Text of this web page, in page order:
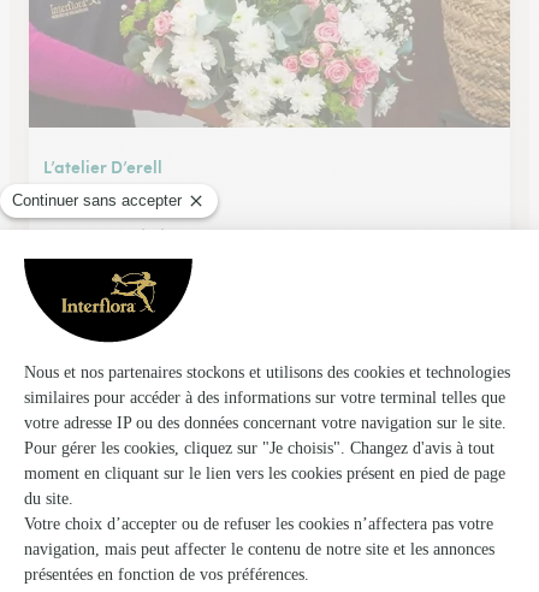
L’atelier D’erell
Is Sur Tille
★★★★★4.6 (65)
3 Bis, Place Jean Durand
Voir la boutique
Floral-Is